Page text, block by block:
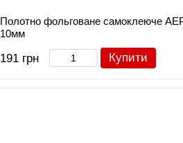
Полотно фольговане самоклеюче
10мм
191 грн Купити